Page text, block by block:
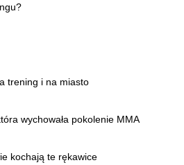
trening i na miasto
wychowała pokolenie MMA
kochają te rękawice